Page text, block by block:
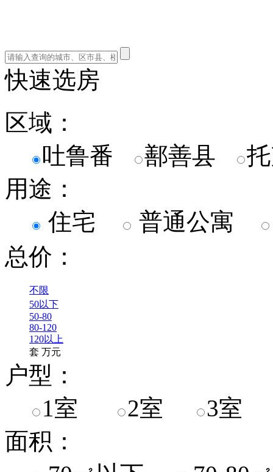
快速选房
区域：
吐鲁番
鄯善县
用途：
住宅
普通公寓
总价：
不限
50以下
50-80
80-120
120以上
套 万元
户型：
1室
2室
3室
面积：